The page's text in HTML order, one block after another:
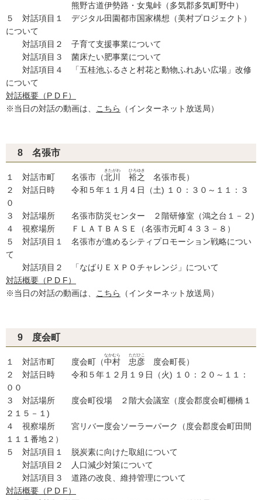
熊野古道伊勢路・女鬼峠（多気郡多気町野中）
５ 対話項目１ デジタル田園都市国家構想（美村プロジェクト）
について
対話項目２ 子育て支援事業について
対話項目３ 菌床たい肥事業について
対話項目４ 「五桂池ふるさと村花と動物ふれあい広場」改修
について
対話概要（P D F）
※当日の対話の動画は、
こちら （インターネット放送局）
8 名張市
１ 対話市町 名張市（北川
きたがわ
裕之
ひろゆき
名張市長）
２ 対話日時 令和５年１１月４日（土) １０：３０～１１：３
０
３ 対話場所 名張市防災センター ２階研修室（鴻之台１－２)
４ 視察場所 ＦＬＡＴＢＡＳＥ（名張市元町４３３－８）
５ 対話項目１ 名張市が進めるシティプロモーション戦略につい
て
対話項目２ 「なばりＥＸＰＯチャレンジ」について
対話概要（P D F）
※当日の対話の動画は、
こちら （インターネット放送局）
9 度会町
１ 対話市町 度会町（中村
なかむら
忠彦
ただひこ
度会町長）
２ 対話日時 令和５年１２月１９日（火) １０：２０～１１：
００
３ 対話場所 度会町役場 ２階大会議室（度会郡度会町棚橋１
２１５－１)
４ 視察場所 宮リバー度会ソーラーパーク（度会郡度会町田間
１１１番地２）
５ 対話項目１ 脱炭素に向けた取組について
対話項目２ 人口減少対策について
対話項目３ 道路の改良、維持管理について
対話概要（P D F）